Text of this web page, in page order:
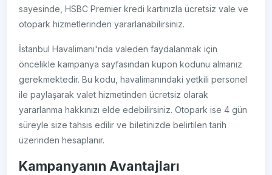
sayesinde, HSBC Premier kredi kartınızla ücretsiz vale ve
otopark hizmetlerinden yararlanabilirsiniz.
İstanbul Havalimanı'nda valeden faydalanmak için
öncelikle kampanya sayfasından kupon kodunu almanız
gerekmektedir. Bu kodu, havalimanındaki yetkili personel
ile paylaşarak valet hizmetinden ücretsiz olarak
yararlanma hakkınızı elde edebilirsiniz. Otopark ise 4 gün
süreyle size tahsis edilir ve biletinizde belirtilen tarih
üzerinden hesaplanır.
Kampanyanın Avantajları